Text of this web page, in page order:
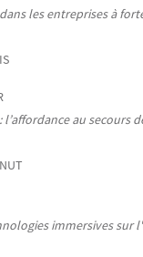
les entreprises à
l’affordance au secours
immersives sur